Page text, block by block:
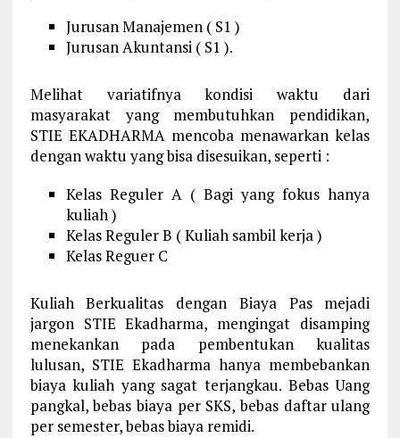
Jurusan Manajemen ( S1 )
Jurusan Akuntansi ( S1 ).
Melihat variatifnya kondisi waktu dari
masyarakat yang membutuhkan pendidikan,
STIE EKADHARMA mencoba menawarkan kelas
dengan waktu yang bisa disesuikan, seperti :
Kelas Reguler A ( Bagi yang fokus hanya
kuliah )
Kelas Reguler B ( Kuliah sambil kerja )
Kelas Reguer C
Kuliah Berkualitas dengan Biaya Pas mejadi
jargon STIE Ekadharma, mengingat disamping
menekankan pada pembentukan kualitas
lulusan, STIE Ekadharma hanya membebankan
biaya kuliah yang sagat terjangkau. Bebas Uang
pangkal, bebas biaya per SKS, bebas daftar ulang
per semester, bebas biaya remidi.